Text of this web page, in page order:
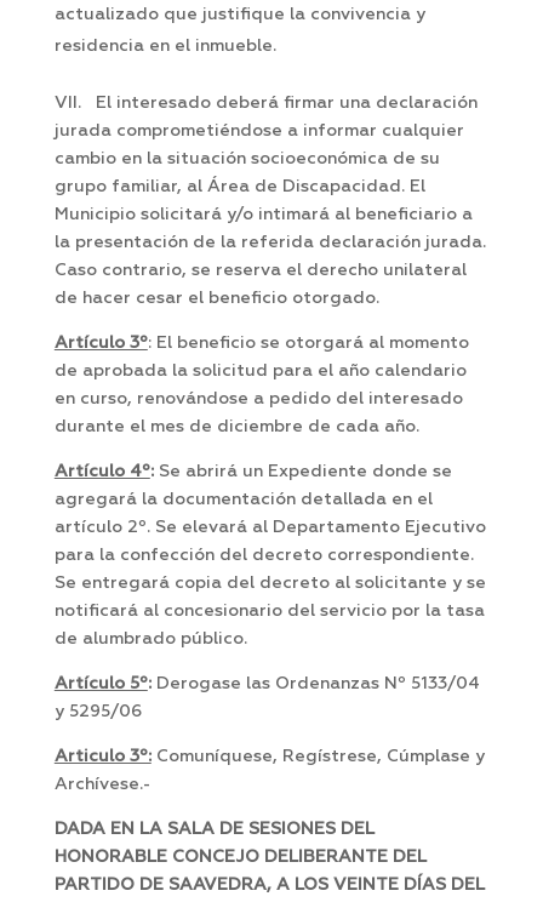
actualizado que justifique la convivencia y
residencia en el inmueble.
VII. El interesado deberá firmar una declaración
jurada comprometiéndose a informar cualquier
cambio en la situación socioeconómica de su
grupo familiar, al Área de Discapacidad. El
Municipio solicitará y/o intimará al beneficiario a
la presentación de la referida declaración jurada.
Caso contrario, se reserva el derecho unilateral
de hacer cesar el beneficio otorgado.
Artículo 3º: El beneficio se otorgará al momento
de aprobada la solicitud para el año calendario
en curso, renovándose a pedido del interesado
durante el mes de diciembre de cada año.
Artículo 4º:Se abrirá un Expediente donde se
agregará la documentación detallada en el
artículo 2º. Se elevará al Departamento Ejecutivo
para la confección del decreto correspondiente.
Se entregará copia del decreto al solicitante y se
notificará al concesionario del servicio por la tasa
de alumbrado público.
Artículo 5º: Derogase las Ordenanzas Nº 5133/04
y 5295/06
Articulo 3º:Comuníquese, Regístrese, Cúmplase y
Archívese.-
DADA EN LA SALA DE SESIONES DEL
HONORABLE CONCEJO DELIBERANTE DEL
PARTIDO DE SAAVEDRA, A LOS VEINTE DÍAS DEL